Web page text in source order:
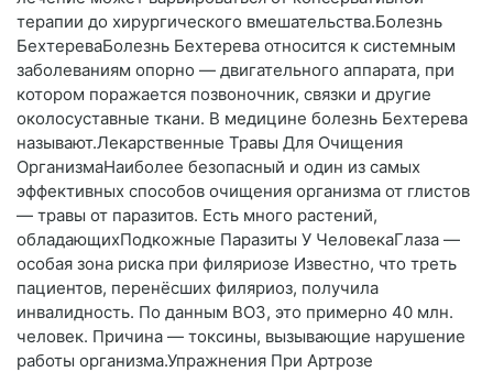
терапии до хирургического вмешательства.Болезнь
БехтереваБолезнь Бехтерева относится к системным
заболеваниям опорно — двигательного аппарата, при
котором поражается позвоночник, связки и другие
околосуставные ткани. В медицине болезнь Бехтерева
называют.Лекарственные Травы Для Очищения
ОрганизмаНаиболее безопасный и один из самых
эффективных способов очищения организма от глистов
— травы от паразитов. Есть много растений,
обладающихПодкожные Паразиты У ЧеловекаГлаза —
особая зона риска при филяриозе Известно, что треть
пациентов, перенёсших филяриоз, получила
инвалидность. По данным ВОЗ, это примерно 40 млн.
человек. Причина — токсины, вызывающие нарушение
работы организма.Упражнения При Артрозе